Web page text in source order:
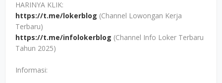
HARINYA KLIK:
https://t.me/lokerblog (Channel Lowongan Kerja
Terbaru)
https://t.me/infolokerblog (Channel Info Loker Terbaru
Tahun 2025)
Informasi: